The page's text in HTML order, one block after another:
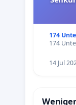
174
174
14 Jul